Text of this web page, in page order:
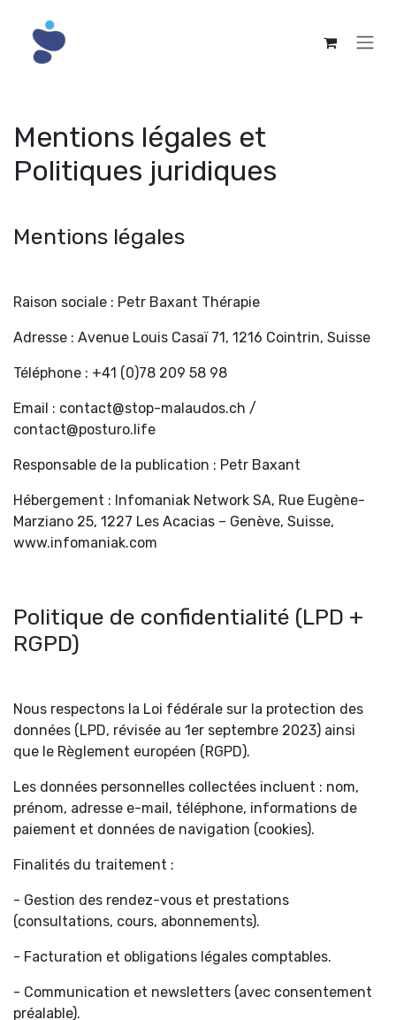
Mentions légales et
Politiques juridiques
Mentions légales
Raison sociale : Petr Baxant Thérapie
Adresse : Avenue Louis Casaï 71, 1216 Cointrin, Suisse
Téléphone : +41 (0)78 209 58 98
Email : contact@stop-malaudos.ch /
contact@posturo.life
Responsable de la publication : Petr Baxant
Hébergement : Infomaniak Network SA, Rue Eugène-
Marziano 25, 1227 Les Acacias – Genève, Suisse,
www.infomaniak.com
Politique de confidentialité (LPD +
RGPD)
Nous respectons la Loi fédérale sur la protection des
données (LPD, révisée au 1er septembre 2023) ainsi
que le Règlement européen (RGPD).
Les données personnelles collectées incluent : nom,
prénom, adresse e-mail, téléphone, informations de
paiement et données de navigation (cookies).
Finalités du traitement :
- Gestion des rendez-vous et prestations
(consultations, cours, abonnements).
- Facturation et obligations légales comptables.
- Communication et newsletters (avec consentement
préalable).